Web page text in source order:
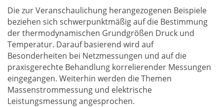
Die zur Veranschaulichung herangezogenen Beispiele
beziehen sich schwerpunktmäßig auf die Bestimmung
der thermodynamischen Grundgrößen Druck und
Temperatur. Darauf basierend wird auf
Besonderheiten bei Netzmessungen und auf die
praxisgerechte Behandlung korrelierender Messungen
eingegangen. Weiterhin werden die Themen
Massenstrommessung und elektrische
Leistungsmessung angesprochen.